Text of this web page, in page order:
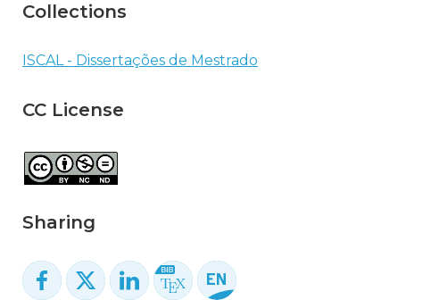
Collections
ISCAL - Dissertações de Mestrado
CC License
Sharing